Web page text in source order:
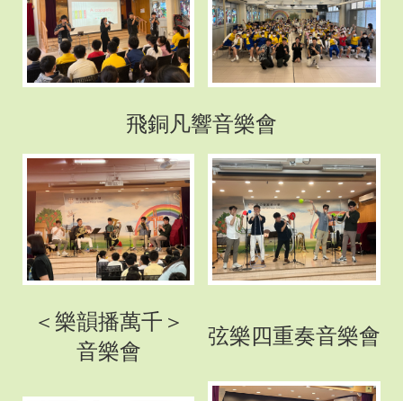
飛銅凡響音樂會
＜樂韻播萬千＞
音樂會
弦樂四重奏音樂會